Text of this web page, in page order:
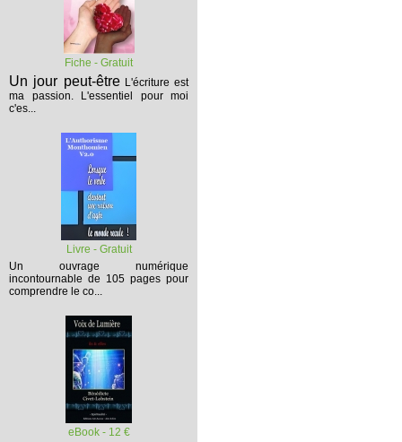
Fiche - Gratuit
Un jour peut-être L'écriture est
ma passion. L'essentiel pour moi
c'es...
Livre - Gratuit
Un ouvrage numérique
incontournable de 105 pages pour
comprendre le co...
eBook - 12 €